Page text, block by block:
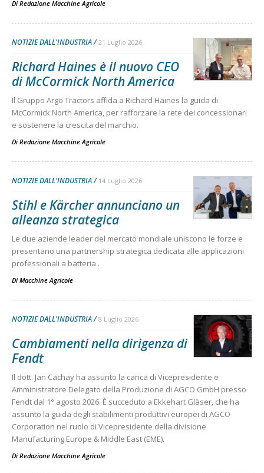
Di Redazione Macchine Agricole
NOTIZIE DALL'INDUSTRIA 21 Luglio 2026
Richard Haines è il nuovo CEO
di McCormick North America
Il Gruppo Argo Tractors affida a Richard Haines la guida di
McCormick North America, per rafforzare la rete dei concessionari
e sostenere la crescita del marchio.
Di Redazione Macchine Agricole
NOTIZIE DALL'INDUSTRIA 14 Luglio 2026
Stihl e Kärcher annunciano un
alleanza strategica
Le due aziende leader del mercato mondiale uniscono le forze e
presentano una partnership strategica dedicata alle applicazioni
professionali a batteria .
Di Macchine Agricole
NOTIZIE DALL'INDUSTRIA 8 Luglio 2026
Cambiamenti nella dirigenza di
Fendt
Il dott. Jan Cachay ha assunto la carica di Vicepresidente e
Amministratore Delegato della Produzione di AGCO GmbH presso
Fendt dal 1° agosto 2026. È succeduto a Ekkehart Gläser, che ha
assunto la guida degli stabilimenti produttivi europei di AGCO
Corporation nel ruolo di Vicepresidente della divisione
Manufacturing Europe & Middle East (EME).
Di Redazione Macchine Agricole